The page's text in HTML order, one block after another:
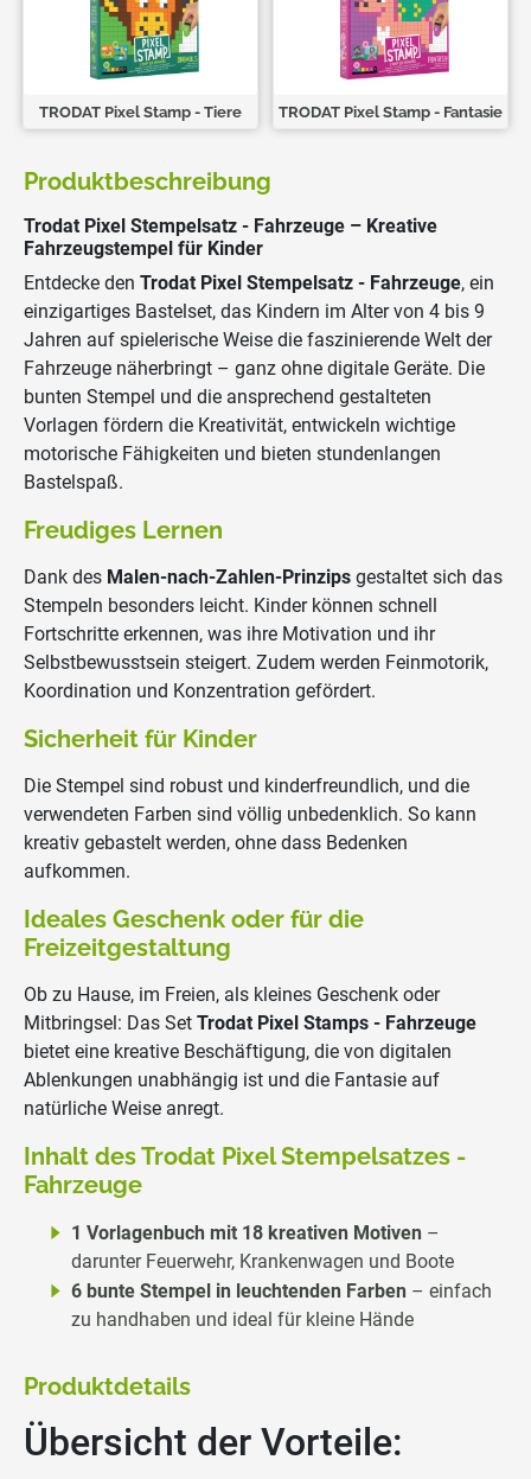
TRODAT Pixel Stamp - Tiere TRODAT Pixel Stamp - Fantasie
Produktbeschreibung
Trodat Pixel Stempelsatz - Fahrzeuge – Kreative
Fahrzeugstempel für Kinder
Entdecke den Trodat Pixel Stempelsatz - Fahrzeuge, ein
einzigartiges Bastelset, das Kindern im Alter von 4 bis 9
Jahren auf spielerische Weise die faszinierende Welt der
Fahrzeuge näherbringt – ganz ohne digitale Geräte. Die
bunten Stempel und die ansprechend gestalteten
Vorlagen fördern die Kreativität, entwickeln wichtige
motorische Fähigkeiten und bieten stundenlangen
Bastelspaß.
Freudiges Lernen
Dank des Malen-nach-Zahlen-Prinzips gestaltet sich das
Stempeln besonders leicht. Kinder können schnell
Fortschritte erkennen, was ihre Motivation und ihr
Selbstbewusstsein steigert. Zudem werden Feinmotorik,
Koordination und Konzentration gefördert.
Sicherheit für Kinder
Die Stempel sind robust und kinderfreundlich, und die
verwendeten Farben sind völlig unbedenklich. So kann
kreativ gebastelt werden, ohne dass Bedenken
aufkommen.
Ideales Geschenk oder für die
Freizeitgestaltung
Ob zu Hause, im Freien, als kleines Geschenk oder
Mitbringsel: Das Set Trodat Pixel Stamps - Fahrzeuge
bietet eine kreative Beschäftigung, die von digitalen
Ablenkungen unabhängig ist und die Fantasie auf
natürliche Weise anregt.
Inhalt des Trodat Pixel Stempelsatzes -
Fahrzeuge
1 Vorlagenbuch mit 18 kreativen Motiven –
darunter Feuerwehr, Krankenwagen und Boote
6 bunte Stempel in leuchtenden Farben – einfach
zu handhaben und ideal für kleine Hände
Produktdetails
Übersicht der Vorteile: